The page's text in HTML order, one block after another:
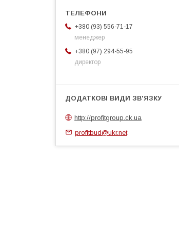
+380 (93) 556-71-17
менеджер
+380 (97) 294-55-95
директор
http://profitgroup.ck.ua
profitbud@ukr.net